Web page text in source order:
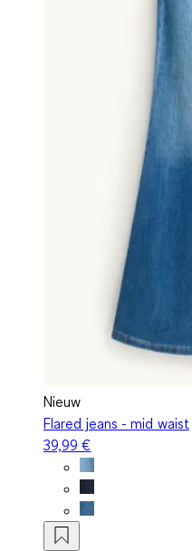
Nieuw
Flared jeans - mid waist
39,99 €